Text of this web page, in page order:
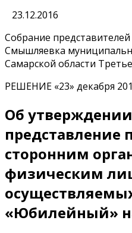
23.12.2016
Собрание
Смышляевка
Самарской области
РЕШЕНИЕ «23» декабря
Об
представление
сторонним
физическим
«Юбилейный»